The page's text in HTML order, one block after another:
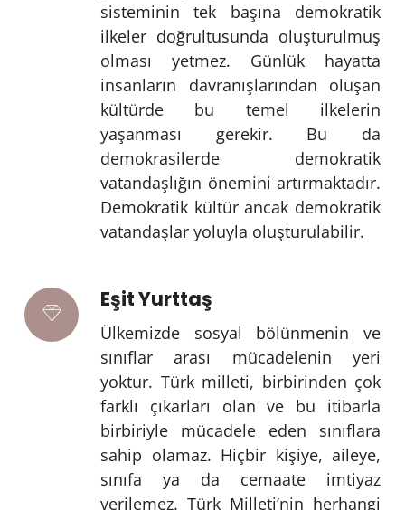
sisteminin tek başına demokratik
ilkeler doğrultusunda oluşturulmuş
olması yetmez. Günlük hayatta
insanların davranışlarından oluşan
kültürde bu temel ilkelerin
yaşanması gerekir. Bu da
demokrasilerde demokratik
vatandaşlığın önemini artırmaktadır.
Demokratik kültür ancak demokratik
vatandaşlar yoluyla oluşturulabilir.
Eşit Yurttaş
Ülkemizde sosyal bölünmenin ve
sınıflar arası mücadelenin yeri
yoktur. Türk milleti, birbirinden çok
farklı çıkarları olan ve bu itibarla
birbiriyle mücadele eden sınıflara
sahip olamaz. Hiçbir kişiye, aileye,
sınıfa ya da cemaate imtiyaz
verilemez. Türk Milleti’nin herhangi